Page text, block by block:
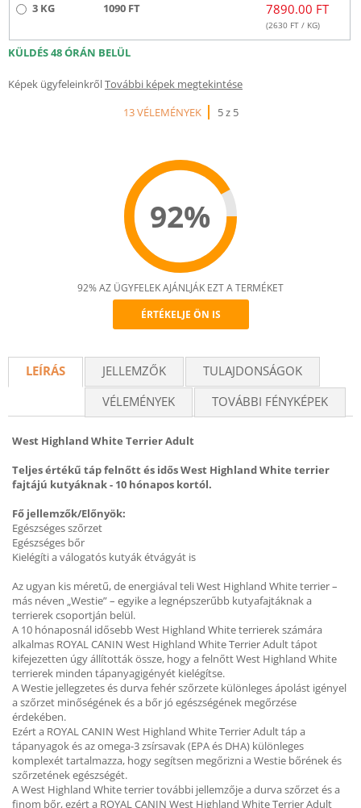
3 KG 1090 FT 7890.00 FT
(2630 FT / KG)
KÜLDÉS 48 ÓRÁN BELÜL
Képek ügyfeleinkrőlTovábbi képek megtekintése
13 VÉLEMÉNYEK
5 z 5
92%
Recommend
92% AZ ÜGYFELEK AJÁNLJÁK EZT A TERMÉKET
ÉRTÉKELJE ÖN IS
LEÍRÁS JELLEMZŐK
TULAJDONSÁGOK
VÉLEMÉNYEK
TOVÁBBI FÉNYKÉPEK
West Highland White Terrier Adult
Teljes értékű táp felnőtt és idős West Highland White terrier
fajtájú kutyáknak - 10 hónapos kortól.
Fő jellemzők/Előnyök:
Egészséges szőrzet
Egészséges bőr
Kielégíti a válogatós kutyák étvágyát is
Az ugyan kis méretű, de energiával teli West Highland White terrier –
más néven „Westie” – egyike a legnépszerűbb kutyafajtáknak a
terrierek csoportján belül.
A 10 hónaposnál idősebb West Highland White terrierek számára
alkalmas ROYAL CANIN West Highland White Terrier Adult tápot
kifejezetten úgy állították össze, hogy a felnőtt West Highland White
terrierek minden tápanyagigényét kielégítse.
A Westie jellegzetes és durva fehér szőrzete különleges ápolást igényel
a szőrzet minőségének és a bőr jó egészségének megőrzése
érdekében.
Ezért a ROYAL CANIN West Highland White Terrier Adult táp a
tápanyagok és az omega-3 zsírsavak (EPA és DHA) különleges
komplexét tartalmazza, hogy segítsen megőrizni a Westie bőrének és
szőrzetének egészségét.
A West Highland White terrier további jellemzője a durva szőrzet és a
finom bőr, ezért a ROYAL CANIN West Highland White Terrier Adult